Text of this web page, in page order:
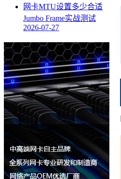
网卡MTU设置多少合适
Jumbo Frame实战测试
2026-07-27